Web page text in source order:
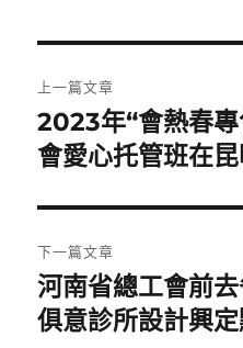
章
導
覽
上一篇文章
上
一
文
章:
2023年“會熱春
會愛心托管班在
下一篇文章
下
一
河南省總工會前
俱意診所設計興